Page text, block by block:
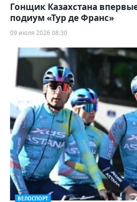
Гонщик Казахстана
подиум «Тур де Франс»
09 июля 2026 08:30
ВЕЛОСПОРТ